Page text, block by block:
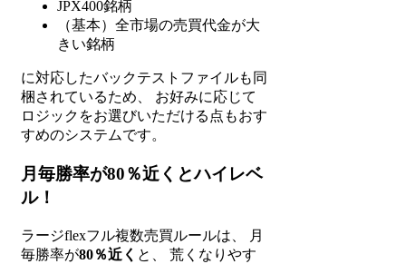
JPX400銘柄
（基本）全市場の売買代金が大
きい銘柄
に対応したバックテストファイルも同
梱されているため、 お好みに応じて
ロジックをお選びいただける点もおす
すめのシステムです。
月毎勝率が80％近くとハイレベ
ル！
ラージflexフル複数売買ルールは、 月
毎勝率が80％近く と、 荒くなりやす